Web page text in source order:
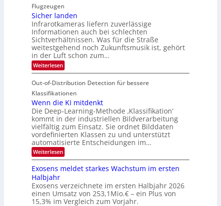
M
e
m
s
u
n
d
M
a
n
t
i
S
p
e
c
t
r
i
c
h
k
e
i
t
e
e
r
i
n
V
I
S
I
O
N
T
e
c
h
T
a
l
k
i
d
e
d
T
o
u
r
u
d
e
r
V
S
O
N
Flugzeugen
Sicher landen
Infrarotkameras liefern zuverlässige
Informationen auch bei schlechten
Sichtverhältnissen. Was für die Straße
weitestgehend noch Zukunftsmusik ist, gehört
in der Luft schon zum…
Weiterlesen:
S
c
h
l
a
n
d
e
n
Out-of-Distribution Detection für bessere
Klassifikationen
Wenn die KI mitdenkt
Die Deep-Learning-Methode ‚Klassifikation‘
kommt in der industriellen Bildverarbeitung
vielfältig zum Einsatz. Sie ordnet Bilddaten
vordefinierten Klassen zu und unterstützt
automatisierte Entscheidungen im…
Weiterlesen:
W
n
d
i
e
Exosens meldet starkes Wachstum im ersten
Halbjahr
Exosens verzeichnete im ersten Halbjahr 2026
einen Umsatz von 253,1Mio.€ – ein Plus von
15,3% im Vergleich zum Vorjahr.